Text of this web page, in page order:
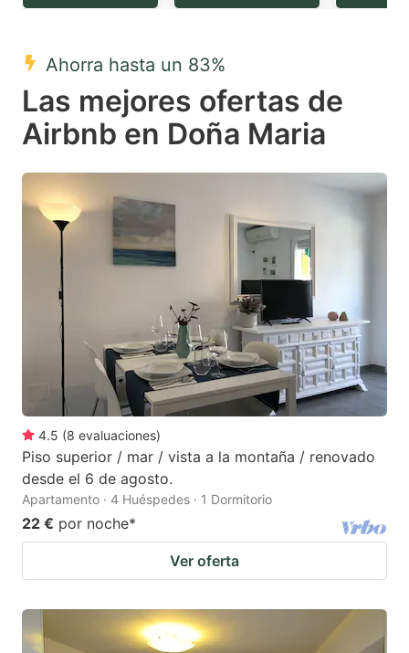
question
key
to
get
keyboard
shortcuts
changing
question
to
get
keyboard
for
changing
dates.
Ahorra hasta un 83%
Las mejores ofertas de
Airbnb en Doña Maria
4.5 (8 evaluaciones)
Piso superior / mar / vista a la montaña / renovado
desde el 6 de agosto.
Apartamento · 4 Huéspedes · 1 Dormitorio
22 € por noche*
Ver oferta